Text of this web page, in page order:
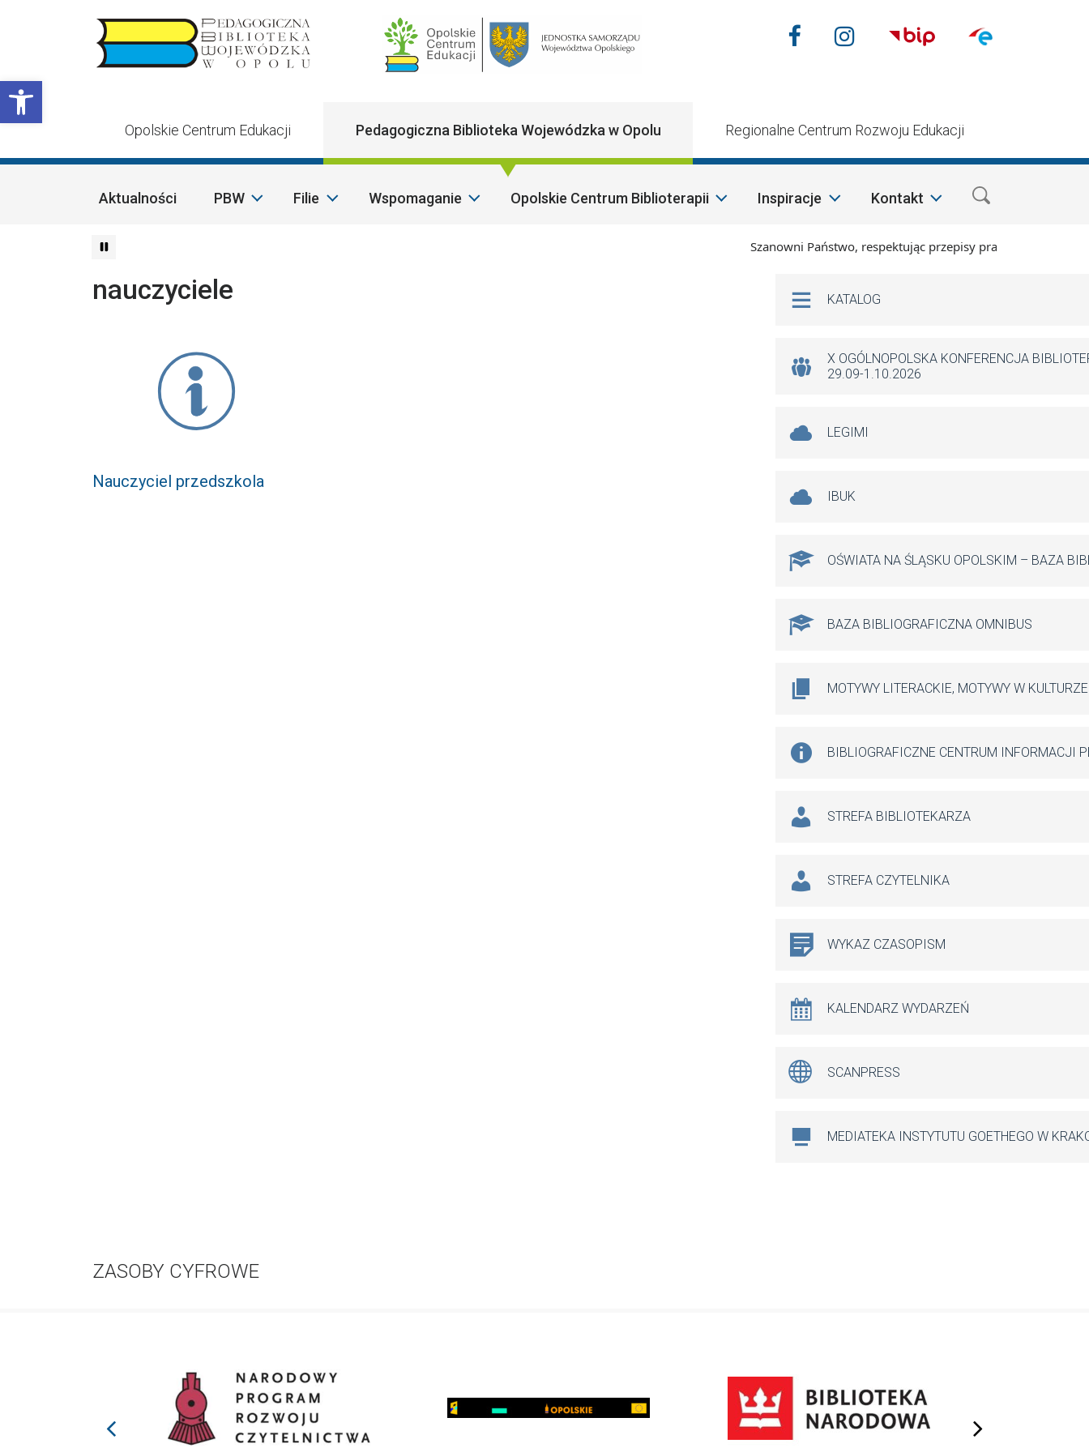
Otwórz pasek narzędzi
Main Navigation
Nasze media
FacebookInstagram
Opolskie Centrum Edukacji Pedagogiczna Biblioteka Wojewódzka w Opolu Regionalne Centrum Rozwoju Edukacji
Aktualności PBW Filie Wspomaganie Opolskie Centrum Biblioterapii Inspiracje Kontakt
Szanowni Państwo, respektując przepisy prawa i mając na
nauczyciele
Nauczyciel przedszkola
Na skróty
KATALOG
X OGÓLNOPOLSKA KONFERENCJA
29.09-1.10.2026
LEGIMI
IBUK
OŚWIATA NA ŚLĄSKU OPOLSKIM – BAZA
BAZA BIBLIOGRAFICZNA OMNIBUS
MOTYWY LITERACKIE, MOTYWY W KULTURZE
BIBLIOGRAFICZNE CENTRUM INFORMACJI
STREFA BIBLIOTEKARZA
STREFA CZYTELNIKA
WYKAZ CZASOPISM
KALENDARZ WYDARZEŃ
SCANPRESS
MEDIATEKA INSTYTUTU GOETHEGO W
ZASOBY CYFROWE
prev next